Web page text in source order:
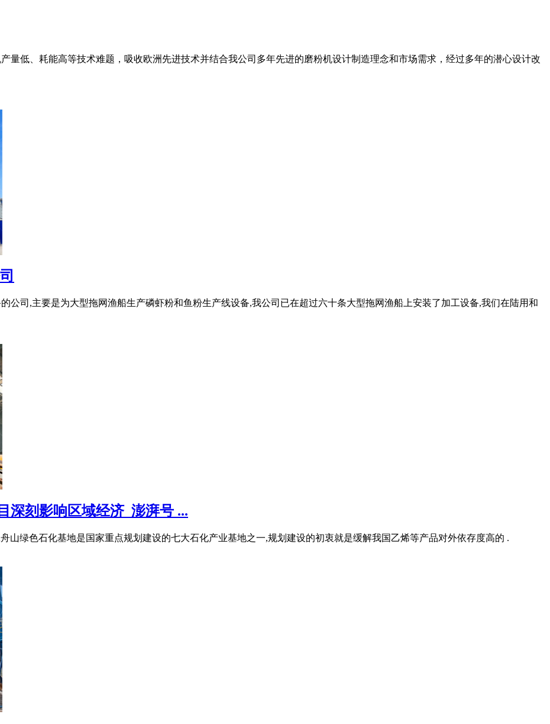
量低、耗能高等技术难题，吸收欧洲先进技术并结合我公司多年先进的磨粉机设计制造理念和市场需求，经过多年的潜心设计改
公司,主要是为大型拖网渔船生产磷虾粉和鱼粉生产线设备,我公司已在超过六十条大型拖网渔船上安装了加工设备,我们在陆用和
深刻影响区域经济_澎湃号 ...
山绿色石化基地是国家重点规划建设的七大石化产业基地之一,规划建设的初衷就是缓解我国乙烯等产品对外依存度高的 .